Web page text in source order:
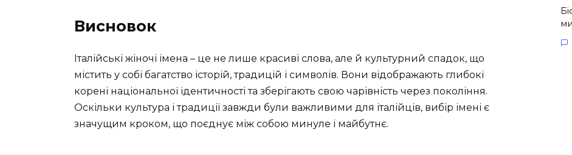
Висновок
Італійські жіночі імена – це не лише красиві слова, але й культурний спадок, що
містить у собі багатство історій, традицій і символів. Вони відображають глибокі
корені національної ідентичності та зберігають свою чарівність через покоління.
Оскільки культура і традиції завжди були важливими для італійців, вибір імені є
значущим кроком, що поєднує між собою минуле і майбутнє.